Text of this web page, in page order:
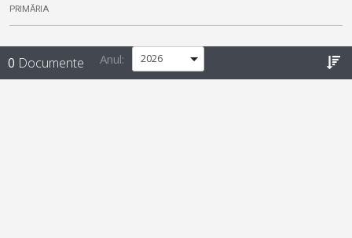
PRIMĂRIA
0 Documente Anul: